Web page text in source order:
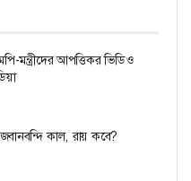
মন্ত্রীদের আপত্তিকর ভিডিও
কাল, রায় কবে?